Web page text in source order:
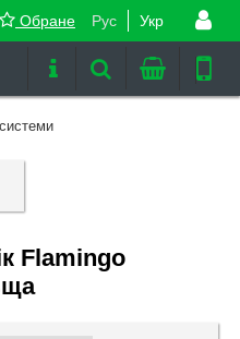
Рус Укр
Обране
Flamingo